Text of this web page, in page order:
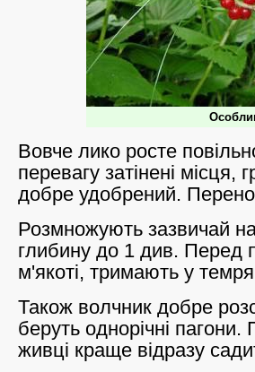
Вовче лико росте
перевагу затінені
добре удобрений.
Розмножують зазвичай
глибину до 1 див. Перед
м'якоті, тримають у
Також волчник добре
беруть однорічні
живці краще відразу